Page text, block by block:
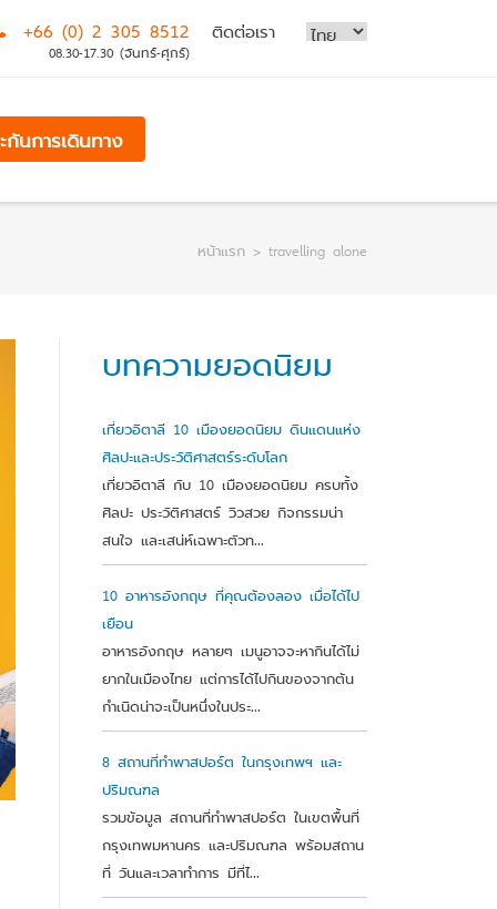
+66 (0) 2 305 8512
08.30-17.30 (จันทร์-ศุกร์)
ติดต่อเรา
กันการเดินทาง
หน้าแรก > travelling alone
บทความยอดนิยม
เที่ยวอิตาลี 10 เมืองยอดนิยม ดินแดนแห่ง
ศิลปะและประวัติศาสตร์ระดับโลก
เที่ยวอิตาลี กับ 10 เมืองยอดนิยม ครบทั้ง
ศิลปะ ประวัติศาสตร์ วิวสวย กิจกรรมน่า
สนใจ และเสน่ห์เฉพาะตัวท...
10 อาหารอังกฤษ ที่คุณต้องลอง เมื่อได้ไป
เยือน
อาหารอังกฤษ หลายๆ เมนูอาจจะหากินได้ไม่
ยากในเมืองไทย แต่การได้ไปกินของจากต้น
กำเนิดน่าจะเป็นหนึ่งในประ...
8 สถานที่ทำพาสปอร์ต ในกรุงเทพฯ และ
ปริมณฑล
รวมข้อมูล สถานที่ทำพาสปอร์ต ในเขตพื้นที่
กรุงเทพมหานคร และปริมณฑล พร้อมสถาน
ที่ วันและเวลาทำการ มีที่ไ...